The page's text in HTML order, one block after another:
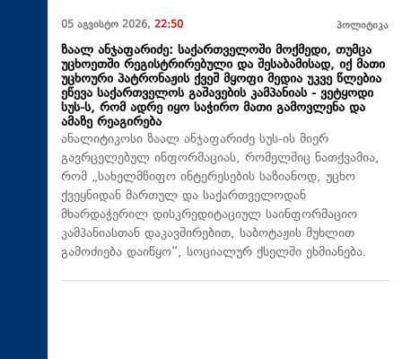
05 აგვისტო 2026, 22:50 პოლიტიკა
ზაალ ანჯაფარიძე: საქართველოში მოქმედი, თუმცა
უცხოეთში რეგისტრირებული და შესაბამისად, იქ მათი
უცხოური პატრონაჟის ქვეშ მყოფი მედია უკვე წლებია
ეწევა საქართველოს გაშავების კამპანიას - ვეტყოდი
სუს-ს, რომ ადრე იყო საჭირო მათი გამოვლენა და
ამაზე რეაგირება
ანალიტიკოსი ზაალ ანჯაფარიძე სუს-ის მიერ
გავრცელებულ ინფორმაციას, რომელშიც ნათქვამია,
რომ „სახელმწიფო ინტერესების საზიანოდ, უცხო
ქვეყნიდან მართულ და საქართველოდან
მხარდაჭერილ დისკრედიტაციულ საინფორმაციო
კამპანიასთან დაკავშირებით, საბოტაჟის მუხლით
გამოძიება დაიწყო“, სოციალურ ქსელში ეხმიანება.